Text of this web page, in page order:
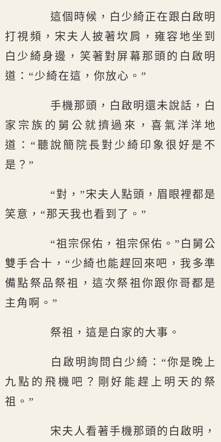
這個時候，白少綺正在跟白啟明
打視頻，宋夫人披著坎肩，雍容地坐到
白少綺身邊，笑著對屏幕那頭的白啟明
道：“少綺在這，你放心。”
手機那頭，白啟明還未說話，白
家宗族的舅公就擠過來，喜氣洋洋地
道：“聽說簡院長對少綺印象很好是不
是？”
“對，”宋夫人點頭，眉眼裡都是
笑意，“那天我也看到了。”
“祖宗保佑，祖宗保佑。”白舅公
雙手合十，“少綺也能趕回來吧，我多準
備點祭品祭祖，這次祭祖你跟你哥都是
主角啊。”
祭祖，這是白家的大事。
白啟明詢問白少綺：“你是晚上
九點的飛機吧？剛好能趕上明天的祭
祖。”
宋夫人看著手機那頭的白啟明，